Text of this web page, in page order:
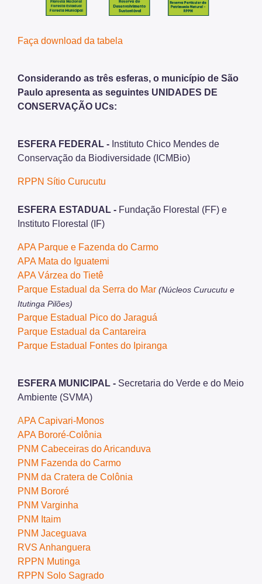
Faça download da tabela
Considerando as três esferas, o município de São
Paulo apresenta as seguintes UNIDADES DE
CONSERVAÇÃO UCs:
ESFERA FEDERAL - Instituto Chico Mendes de
Conservação da Biodiversidade (ICMBio)
RPPN Sítio Curucutu
ESFERA ESTADUAL - Fundação Florestal (FF) e
Instituto Florestal (IF)
APA Parque e Fazenda do Carmo
APA Mata do Iguatemi
APA Várzea do Tietê
Parque Estadual da Serra do Mar (Núcleos Curucutu e
Itutinga Pilões)
Parque Estadual Pico do Jaraguá
Parque Estadual da Cantareira
Parque Estadual Fontes do Ipiranga
ESFERA MUNICIPAL - Secretaria do Verde e do Meio
Ambiente (SVMA)
APA Capivari-Monos
APA Bororé-Colônia
PNM Cabeceiras do Aricanduva
PNM Fazenda do Carmo
PNM da Cratera de Colônia
PNM Bororé
PNM Varginha
PNM Itaim
PNM Jaceguava
RVS Anhanguera
RPPN Mutinga
RPPN Solo Sagrado